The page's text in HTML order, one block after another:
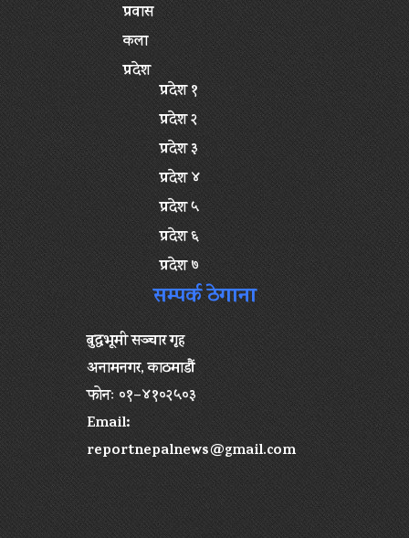
प्रवास
कला
प्रदेश
प्रदेश १
प्रदेश २
प्रदेश ३
प्रदेश ४
प्रदेश ५
प्रदेश ६
प्रदेश ७
सम्पर्क ठेगाना
बुद्धभूमी सञ्चार गृह
अनामनगर, काठमाडौं
फोनः ०१–४१०२५०३
Email:
reportnepalnews@gmail.com